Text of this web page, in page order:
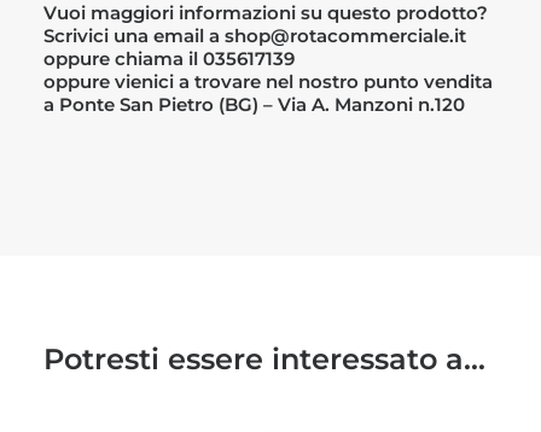
Vuoi maggiori informazioni su questo prodotto?
Scrivici una email a shop@rotacommerciale.it
oppure chiama il 035617139
oppure vienici a trovare nel nostro punto vendita
a Ponte San Pietro (BG) – Via A. Manzoni n.120
Potresti essere interessato a...